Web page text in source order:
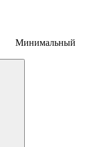
Минимальный